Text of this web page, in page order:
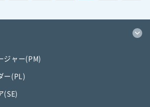
ジャー(PM)
ー(PL)
(SE)